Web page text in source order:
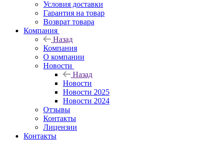
Условия доставки
Гарантия на товар
Возврат товара
Компания
Назад
Компания
О компании
Новости
Назад
Новости
Новости 2025
Новости 2024
Отзывы
Контакты
Лицензии
Контакты